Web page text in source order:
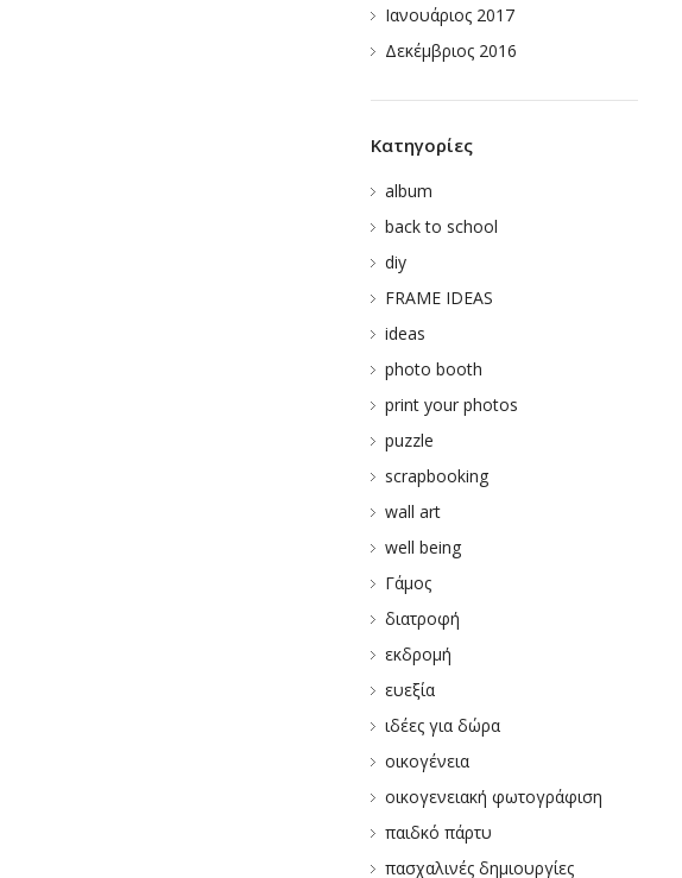
Ιανουάριος 2017
Δεκέμβριος 2016
Kατηγορίες
album
back to school
diy
FRAME IDEAS
ideas
photo booth
print your photos
puzzle
scrapbooking
wall art
well being
Γάμος
διατροφή
εκδρομή
ευεξία
ιδέες για δώρα
οικογένεια
οικογενειακή φωτογράφιση
παιδκό πάρτυ
πασχαλινές δημιουργίες